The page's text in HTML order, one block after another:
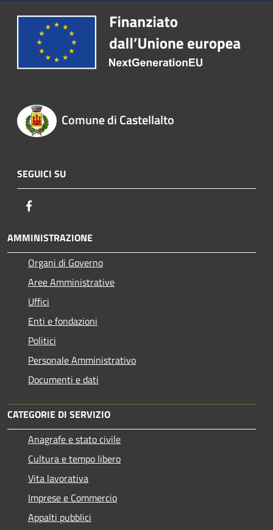
Comune di Castellalto
SEGUICI SU
AMMINISTRAZIONE
Organi di Governo
Aree Amministrative
Uffici
Enti e fondazioni
Politici
Personale Amministrativo
Documenti e dati
CATEGORIE DI SERVIZIO
Anagrafe e stato civile
Cultura e tempo libero
Vita lavorativa
Imprese e Commercio
Appalti pubblici